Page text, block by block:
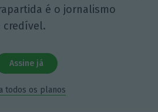
é o jornalismo
credível.
Assine já
todos os planos